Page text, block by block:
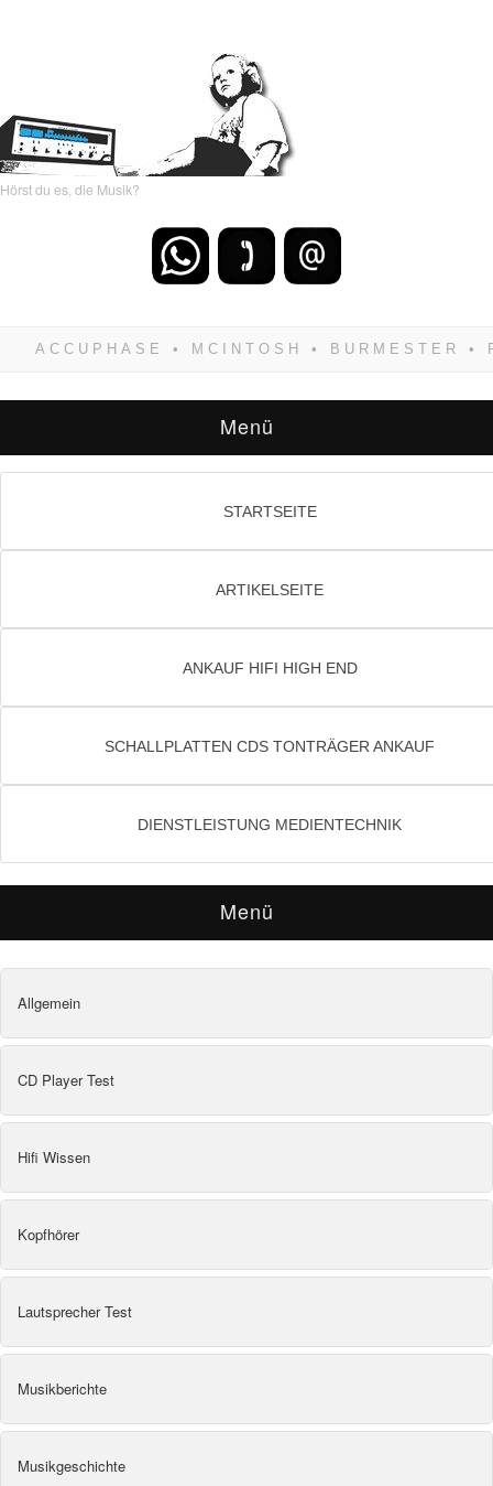
Hörst du es, die Musik?
zwangsläufig siegen! Und noch was: Hifi
Menü
STARTSEITE
ARTIKELSEITE
ANKAUF HIFI HIGH END
SCHALLPLATTEN CDS TONTRÄGER ANKAUF
DIENSTLEISTUNG MEDIENTECHNIK
Menü
Allgemein
CD Player Test
Hifi Wissen
Kopfhörer
Lautsprecher Test
Musikberichte
Musikgeschichte